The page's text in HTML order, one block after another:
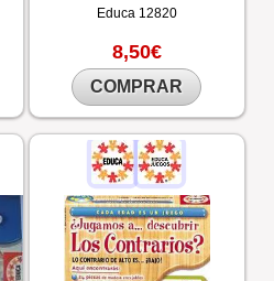
Educa 12820
8,50€
COMPRAR